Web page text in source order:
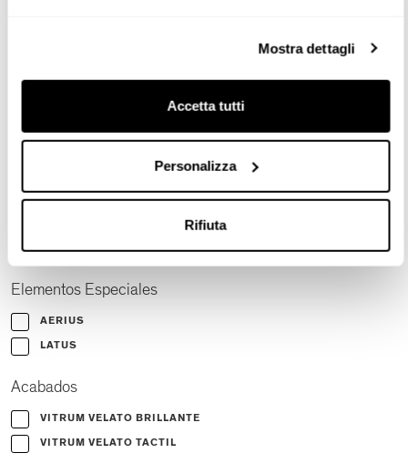
Mostra dettagli
Accetta tutti
Personalizza
Rifiuta
Colleciones
ARTEMATICA SOFT OUTLINE
PUERTAS
Elementos Especiales
AERIUS
LATUS
Acabados
VITRUM VELATO BRILLANTE
VITRUM VELATO TACTIL